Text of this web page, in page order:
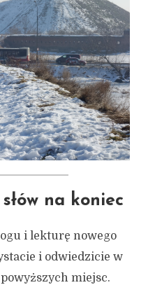
na koniec
i lekturę nowego
i odwiedzicie w
miejsc.